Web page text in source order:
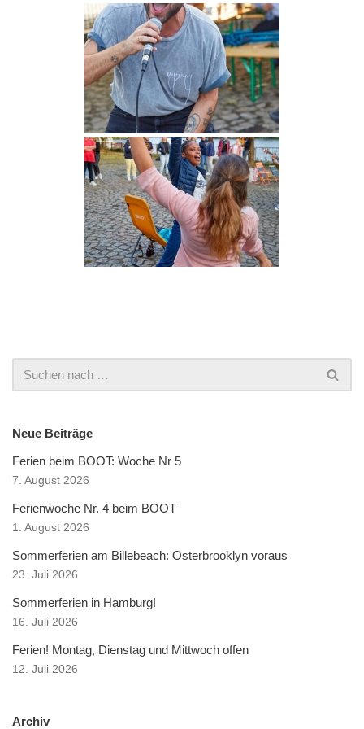
Neue Beiträge
Ferien beim BOOT: Woche Nr 5
7. August 2026
Ferienwoche Nr. 4 beim BOOT
1. August 2026
Sommerferien am Billebeach: Osterbrooklyn voraus
23. Juli 2026
Sommerferien in Hamburg!
16. Juli 2026
Ferien! Montag, Dienstag und Mittwoch offen
12. Juli 2026
Archiv